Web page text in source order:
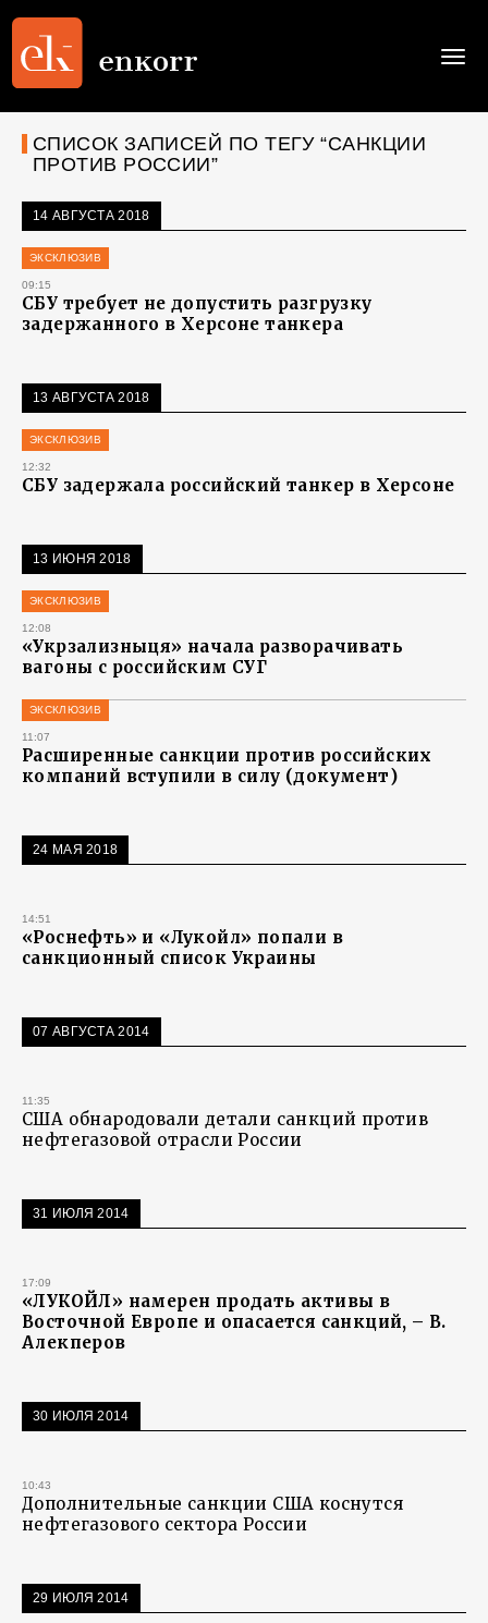
СПИСОК ЗАПИСЕЙ ПО ТЕГУ “САНКЦИИ
ПРОТИВ РОССИИ”
14 АВГУСТА 2018
ЭКСКЛЮЗИВ
09:15
СБУ требует не допустить разгрузку
задержанного в Херсоне танкера
13 АВГУСТА 2018
ЭКСКЛЮЗИВ
12:32
СБУ задержала российский танкер в Херсоне
13 ИЮНЯ 2018
ЭКСКЛЮЗИВ
12:08
«Укрзализныця» начала разворачивать
вагоны с российским СУГ
ЭКСКЛЮЗИВ
11:07
Расширенные санкции против российских
компаний вступили в силу (документ)
24 МАЯ 2018
14:51
«Роснефть» и «Лукойл» попали в
санкционный список Украины
07 АВГУСТА 2014
11:35
США обнародовали детали санкций против
нефтегазовой отрасли России
31 ИЮЛЯ 2014
17:09
«ЛУКОЙЛ» намерен продать активы в
Восточной Европе и опасается санкций, – В.
Алекперов
30 ИЮЛЯ 2014
10:43
Дополнительные санкции США коснутся
нефтегазового сектора России
29 ИЮЛЯ 2014